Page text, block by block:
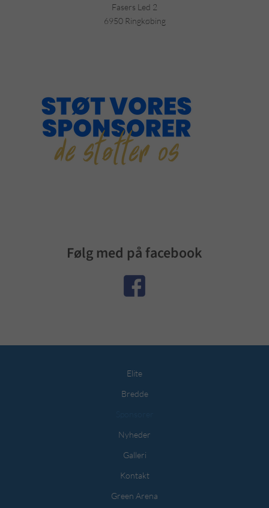
Fasers Led 2
6950 Ringkøbing
Følg med på facebook
Elite
Bredde
Nyheder
Galleri
Kontakt
Green Arena